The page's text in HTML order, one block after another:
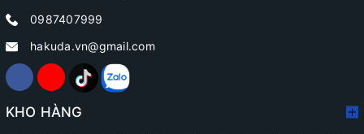
0987407999
hakuda.vn@gmail.com
KHO HÀNG